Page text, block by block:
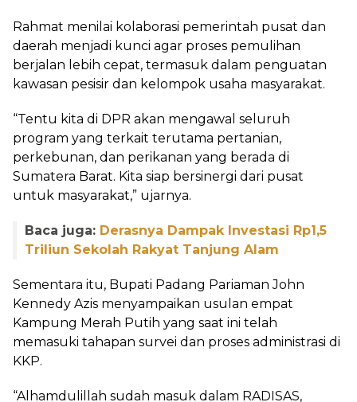
Rahmat menilai kolaborasi pemerintah pusat dan
daerah menjadi kunci agar proses pemulihan
berjalan lebih cepat, termasuk dalam penguatan
kawasan pesisir dan kelompok usaha masyarakat.
“Tentu kita di DPR akan mengawal seluruh
program yang terkait terutama pertanian,
perkebunan, dan perikanan yang berada di
Sumatera Barat. Kita siap bersinergi dari pusat
untuk masyarakat,” ujarnya.
Baca juga: Derasnya Dampak Investasi Rp1,5
Triliun Sekolah Rakyat Tanjung Alam
Sementara itu, Bupati Padang Pariaman John
Kennedy Azis menyampaikan usulan empat
Kampung Merah Putih yang saat ini telah
memasuki tahapan survei dan proses administrasi di
KKP.
“Alhamdulillah sudah masuk dalam RADISAS,